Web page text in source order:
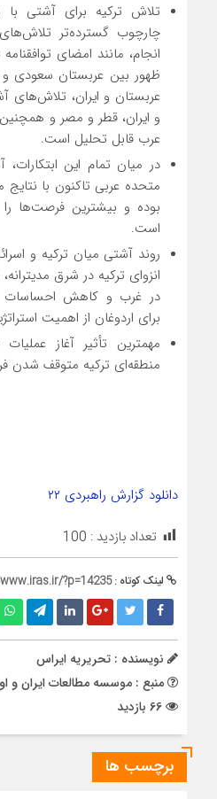
تلاش ترکیه برای آشتی
چارچوب گسترده‌تر
انجام، مانند امضای
ظهور بین عربستان سعودی
عربستان و ایران، تلاش‌های
و ایران، قطر و مصر و
عرب قابل تحلیل است.
در میان تمام این
متحده عربی تاکنون با
بوده و بیشترین فرصت‌ها
است.
روند آشتی میان ترکیه و
انزوای ترکیه در شرق
در غرب و کاهش احساسات
برای اردوغان از اهمیت
مهمترین تأثیر آغاز
منطقه‌ای ترکیه متوقف شدن
دانلود گزارش راهبردی ۲۲
تعداد بازدید : 100
لینک کوتاه :?p=14235
نویسنده : تحریریه ایراس
منبع : موسسه مطالعات ایران و
برچسب ها